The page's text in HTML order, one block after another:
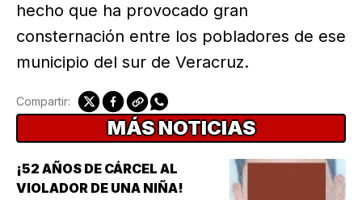
hecho que ha provocado gran
consternación entre los pobladores de ese
municipio del sur de Veracruz.
Compartir:
MÁS NOTICIAS
¡52 AÑOS DE CÁRCEL AL
VIOLADOR DE UNA NIÑA!